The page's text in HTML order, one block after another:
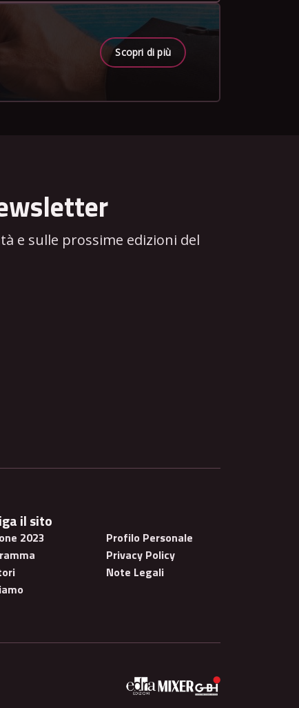
Scopri di più
e sulle prossime edizioni del
il sito
2023
Profilo Personale
Privacy Policy
Note Legali